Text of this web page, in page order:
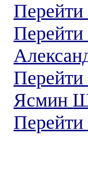
Перейти
Перейти
Перейти
Ясмин
Перейти